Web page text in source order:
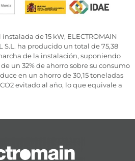
de 15 kW, ELECTROMAIN
S.L. ha producido un total de 75,38
de la instalación, suponiendo
un 32% de ahorro sobre su consumo
en un ahorro de 30,15 toneladas
evitado al año, lo que equivale a